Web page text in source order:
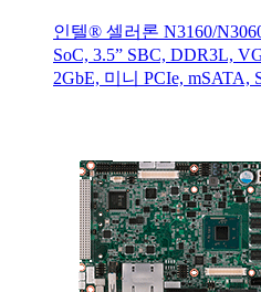
인텔® 셀러론 N3160/
SoC, 3.5” SBC, DDR3L,
2GbE, 미니 PCIe, mSATA,